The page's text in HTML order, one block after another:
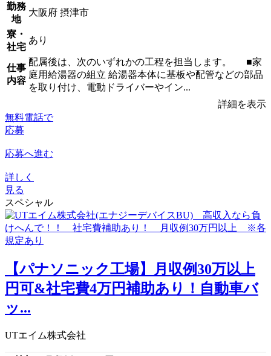
勤務
地
大阪府 摂津市
寮・
社宅
あり
仕事
内容
配属後は、次のいずれかの工程を担当します。 ■家
庭用給湯器の組立 給湯器本体に基板や配管などの部品
を取り付け、電動ドライバーやイン...
詳細を表示
無料電話で
応募
応募へ進む
詳しく
見る
スペシャル
【パナソニック工場】月収例30万以上
円可&社宅費4万円補助あり！自動車バ
ッ...
UTエイム株式会社